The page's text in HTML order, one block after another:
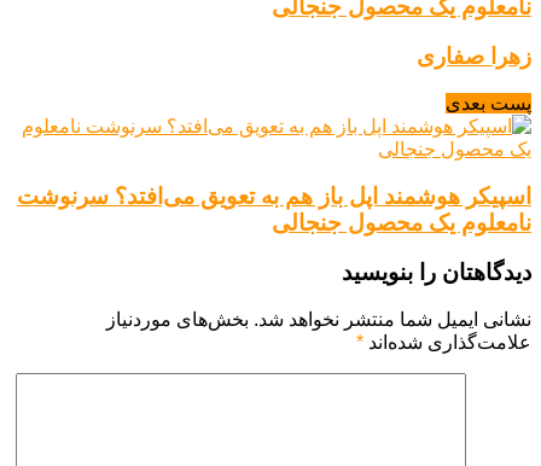
نامعلوم یک محصول جنجالی
زهرا صفاری
پست بعدی
اسپیکر هوشمند اپل باز هم به تعویق می‌افتد؟ سرنوشت
نامعلوم یک محصول جنجالی
دیدگاهتان را بنویسید
نشانی ایمیل شما منتشر نخواهد شد. بخش‌های موردنیاز
علامت‌گذاری شده‌اند *